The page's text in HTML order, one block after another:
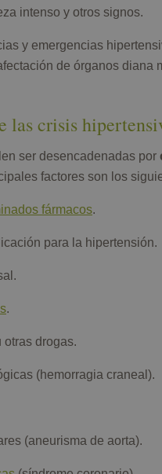
intenso y otros signos.
y emergencias
de órganos diana
las crisis
ser desencadenadas por
factores son los
fármacos.
para la hipertensión.
.
otras drogas.
(hemorragia craneal).
(aneurisma de aorta).